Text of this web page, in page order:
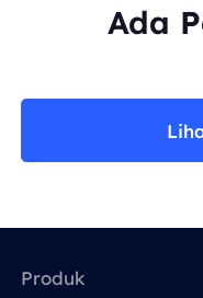
Ada
Produk